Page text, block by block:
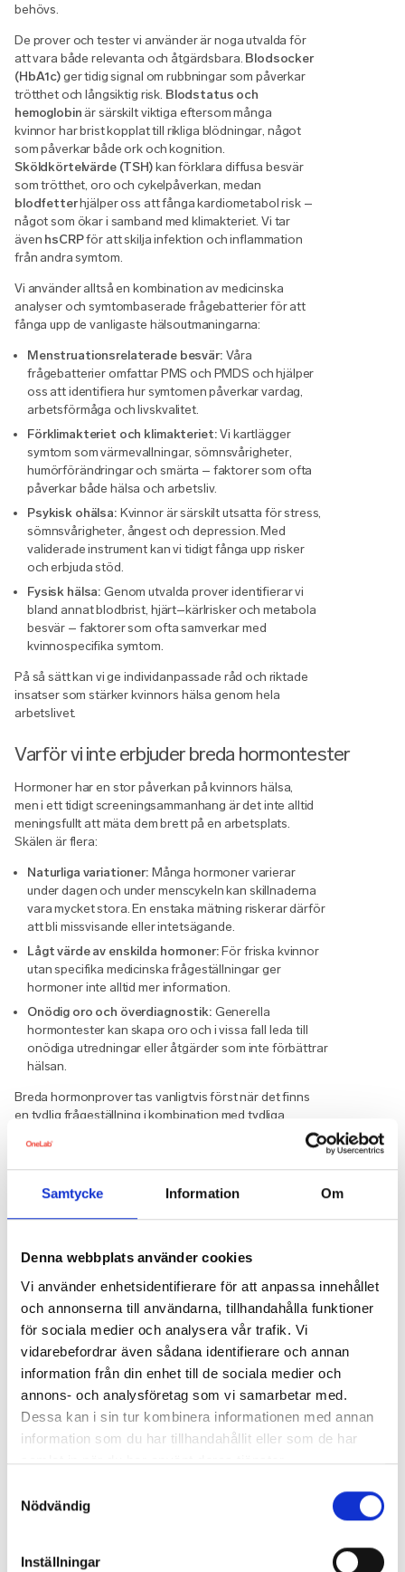
Samtycke Information Om
Denna webbplats använder cookies
Vi använder enhetsidentifierare för att anpassa innehållet
och annonserna till användarna, tillhandahålla funktioner
för sociala medier och analysera vår trafik. Vi
vidarebefordrar även sådana identifierare och annan
information från din enhet till de sociala medier och
annons- och analysföretag som vi samarbetar med.
Dessa kan i sin tur kombinera informationen med annan
information som du har tillhandahållit eller som de har
samlat in när du har använt deras tjänster.
Nödvändig
Inställningar
behövs.
De prover och tester vi använder är noga utvalda för
att vara både relevanta och åtgärdsbara. Blodsocker
(HbA1c)ger tidig signal om rubbningar som påverkar
trötthet och långsiktig risk. Blodstatus och
hemoglobin är särskilt viktiga eftersom många
kvinnor har brist kopplat till rikliga blödningar, något
som påverkar både ork och kognition.
Sköldkörtelvärde (TSH)kan förklara diffusa besvär
som trötthet, oro och cykelpåverkan, medan
blodfetterhjälper oss att fånga kardiometabol risk –
något som ökar i samband med klimakteriet. Vi tar
även hsCRPför att skilja infektion och inflammation
från andra symtom.
Vi använder alltså en kombination av medicinska
analyser och symtombaserade frågebatterier för att
fånga upp de vanligaste hälsoutmaningarna:
Menstruationsrelaterade besvär: Våra
frågebatterier omfattar PMS och PMDS och hjälper
oss att identifiera hur symtomen påverkar vardag,
arbetsförmåga och livskvalitet.
Förklimakteriet och klimakteriet:Vi kartlägger
symtom som värmevallningar, sömnsvårigheter,
humörförändringar och smärta – faktorer som ofta
påverkar både hälsa och arbetsliv.
Psykisk ohälsa: Kvinnor är särskilt utsatta för stress,
sömnsvårigheter, ångest och depression. Med
validerade instrument kan vi tidigt fånga upp risker
och erbjuda stöd.
Fysisk hälsa: Genom utvalda prover identifierar vi
bland annat blodbrist, hjärt–kärlrisker och metabola
besvär – faktorer som ofta samverkar med
kvinnospecifika symtom.
På så sätt kan vi ge individanpassade råd och riktade
insatser som stärker kvinnors hälsa genom hela
arbetslivet.
Varför vi inte erbjuder breda hormontester
Hormoner har en stor påverkan på kvinnors hälsa,
men i ett tidigt screeningsammanhang är det inte alltid
meningsfullt att mäta dem brett på en arbetsplats.
Skälen är flera:
Naturliga variationer: Många hormoner varierar
under dagen och under menscykeln kan skillnaderna
vara mycket stora. En enstaka mätning riskerar därför
att bli missvisande eller intetsägande.
Lågt värde av enskilda hormoner:För friska kvinnor
utan specifika medicinska frågeställningar ger
hormoner inte alltid mer information.
Onödig oro och överdiagnostik: Generella
hormontester kan skapa oro och i vissa fall leda till
onödiga utredningar eller åtgärder som inte förbättrar
hälsan.
Breda hormonprover tas vanligtvis först när det finns
en tydlig frågeställning i kombination med tydliga
Symtom som vägledning
att förstå om sömnproblem beror på hormonella
förändringar, stress, kostvanor eller något helt annat
Vårt arbetssätt bygger därför på att alltid kombinera
symtomkartläggning med relevanta biomarkörer. Om
resultaten visar behov av en fördjupad hormonell
utredning hänvisar vi vidare till rätt vårdinstans. På så
sätt undviker vi onödiga tester – men missar inte de
kvinnor som faktiskt behöver specialistbedömning.
Från test till handling – individanpassat stöd
kombineras resultaten alltid med personlig rådgivning
Digital rådgivning via vår app